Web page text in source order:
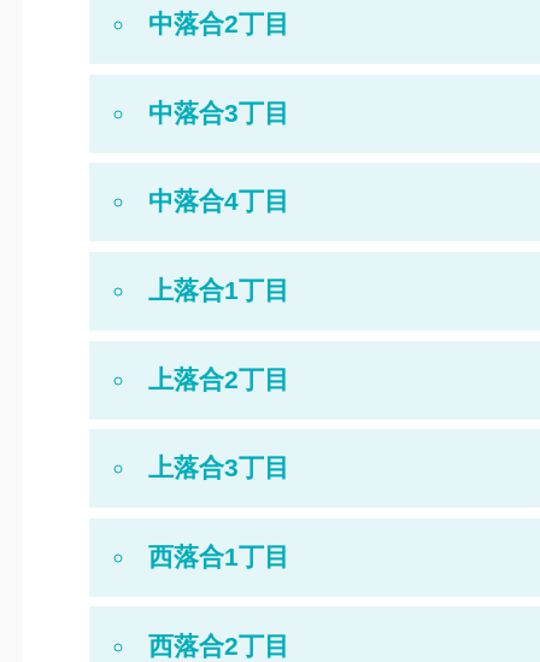
中落合2丁目
中落合3丁目
中落合4丁目
上落合1丁目
上落合2丁目
上落合3丁目
西落合1丁目
西落合2丁目